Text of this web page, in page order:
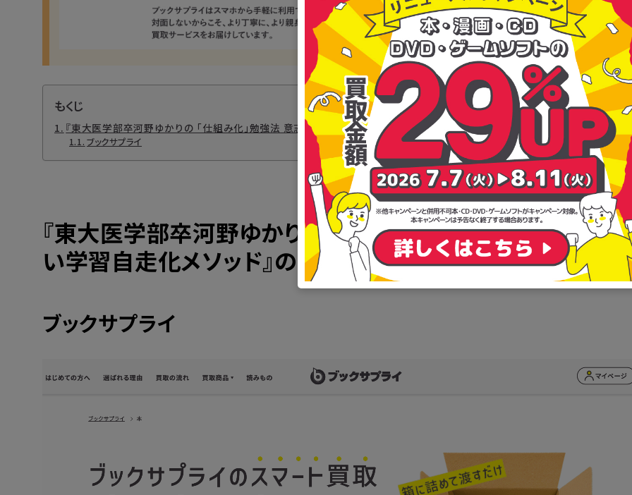
もくじ
『東大医学部卒河野ゆかりの 「仕組み化」勉強法 意志力に頼らない学習自走化メソッド』の買取相場はいくら？
ブックサプライ
『東大医学部卒河野ゆかりの 「仕組み化」勉強法 意志力に
い学習自走化メソッド』の買取相場はいくら？
ブックサプライ